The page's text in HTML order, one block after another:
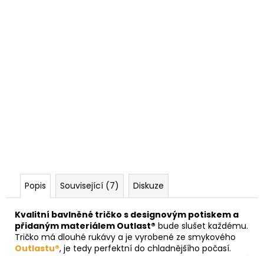
Popis Související (7) Diskuze
Kvalitní bavlněné tričko s designovým potiskem a
přidaným materiálem Outlast® bude slušet každému.
Tričko má dlouhé rukávy a je vyrobené ze smykového
Outlastu®, je tedy perfektní do chladnějšího počasí.